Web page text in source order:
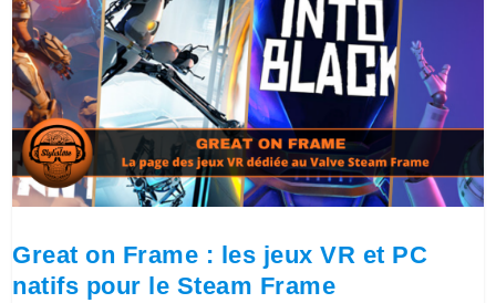
Great on Frame : les jeux VR et PC
natifs pour le Steam Frame